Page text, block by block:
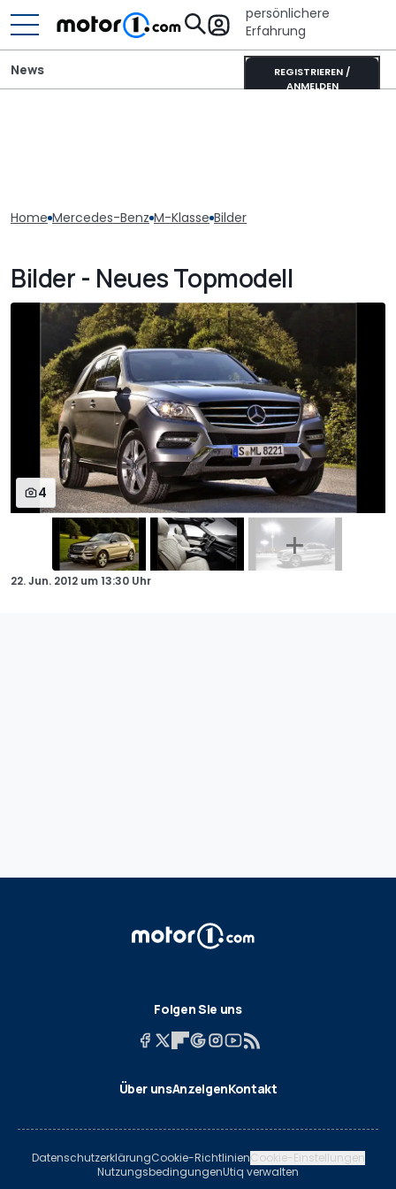
persönlichere
Erfahrung
REGISTRIEREN /
ANMELDEN
News
Home Mercedes-Benz M-Klasse Bilder
Bilder - Neues Topmodell
4
22. Jun. 2012 um13:30 Uhr
Folgen Sie uns
Über unsAnzeigenKontakt
DatenschutzerklärungCookie-RichtlinienCookie-Einstellungen
NutzungsbedingungenUtiq verwalten